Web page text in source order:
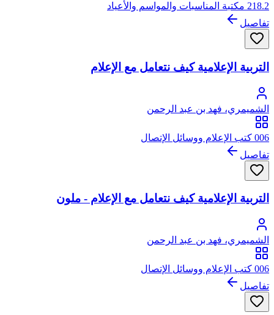
218.2 مكتبة المناسبات والمواسم والأعياد
تفاصيل
التربية الإعلامية كيف نتعامل مع الإعلام
الشميمري، فهد بن عبد الرحمن
006 كتب الإعلام ووسائل الإتصال
تفاصيل
التربية الإعلامية كيف نتعامل مع الإعلام - ملون
الشميمري، فهد بن عبد الرحمن
006 كتب الإعلام ووسائل الإتصال
تفاصيل